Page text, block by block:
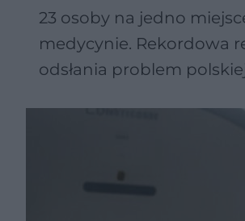
23 osoby na jedno
medycynie. Rekordowa
odsłania problem